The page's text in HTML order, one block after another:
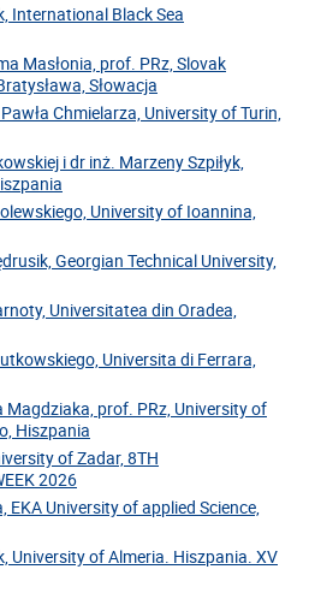
International Black Sea
Masłonia, prof. PRz, Slovak
Słowacja
Chmielarza, University of Turin,
i dr inż. Marzeny Szpiłyk,
University of Ioannina,
Georgian Technical University,
Universitatea din Oradea,
Universita di Ferrara,
Magdziaka, prof. PRz, University of
Hiszpania
of Zadar, 8TH
2026
EKA University of applied Science,
University of Almeria. Hiszpania. XV